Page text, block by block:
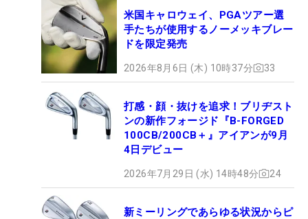
米国キャロウェイ、PGAツアー選
手たちが使用するノーメッキブレー
ドを限定発売
2026年8月6日 (木) 10時37分 33
打感・顔・抜けを追求！ブリヂスト
ンの新作フォージド『B-FORGED
100CB/200CB＋』アイアンが9月
4日デビュー
2026年7月29日 (水) 14時48分 24
新ミーリングであらゆる状況からピ